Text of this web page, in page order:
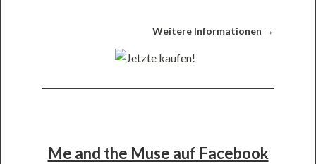
Weitere Informationen →
Me and the Muse auf Facebook